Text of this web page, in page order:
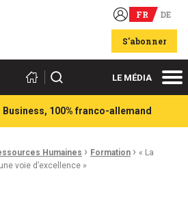
FR DE
S'abonner
Rechercher LE MÉDIA
Business, 100% franco-allemand
Humaines › Formation › « La
voie d’excellence »